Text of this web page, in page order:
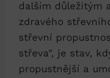
dalším důležitým
zdravého
střevní
střeva", je stav,
propustnější a